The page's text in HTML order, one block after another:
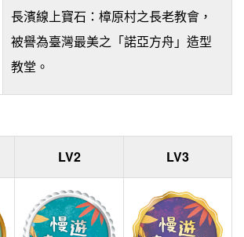
長濱線上寶石：樟原村之長老教會，
被譽為臺灣最美之「諾亞方舟」造型
教堂。
LV2 LV3